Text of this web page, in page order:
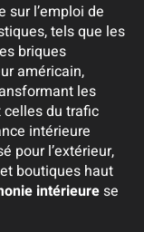
sur l’emploi de
tels que les
briques
américain,
les
du trafic
intérieure
pour l’extérieur,
boutiques haut
intérieurese